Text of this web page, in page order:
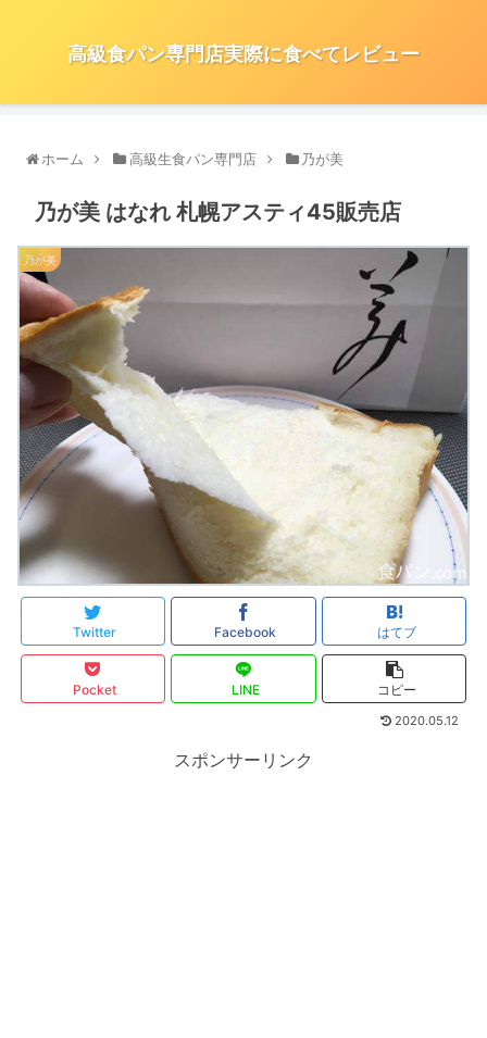
高級食パン専門店実際に食べてレビュー
ホーム 高級生食パン専門店 乃が美
乃が美 はなれ 札幌アスティ45販売店
乃が美
Twitter Facebook はてブ
Pocket LINE コピー
2020.05.12
スポンサーリンク